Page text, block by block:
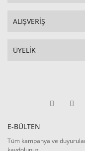
ALIŞVERİŞ
ÜYELİK
E-BÜLTEN
Tüm kampanya ve